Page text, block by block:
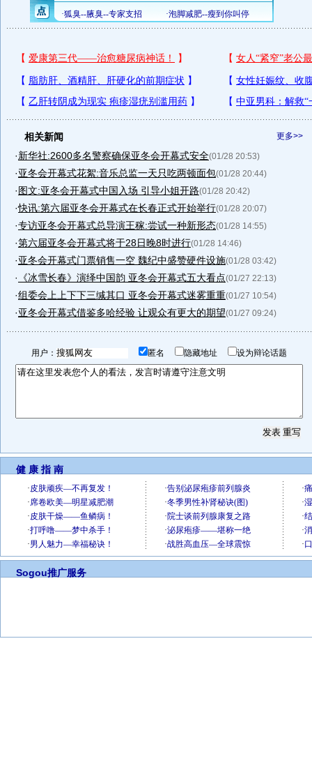
更多>>
相关新闻
·新华社:2600多名警察确保亚冬会开幕式安全(01/28 20:53)
·亚冬会开幕式花絮:音乐总监一天只吃两顿面包(01/28 20:44)
·图文:亚冬会开幕式中国入场 引导小姐开路(01/28 20:42)
·快讯:第六届亚冬会开幕式在长春正式开始举行(01/28 20:07)
·专访亚冬会开幕式总导演王稼:尝试一种新形态(01/28 14:55)
·第六届亚冬会开幕式将于28日晚8时进行(01/28 14:46)
·亚冬会开幕式门票销售一空 魏纪中盛赞硬件设施(01/28 03:42)
· 《冰雪长春》演绎中国韵 亚冬会开幕式五大看点(01/27 22:13)
·组委会上上下下三缄其口 亚冬会开幕式迷雾重重(01/27 10:54)
·亚冬会开幕式借鉴多哈经验 让观众有更大的期望(01/27 09:24)
用户： 匿名 隐藏地址 设为辩论话题
健 康 指 南
Sogou推广服务